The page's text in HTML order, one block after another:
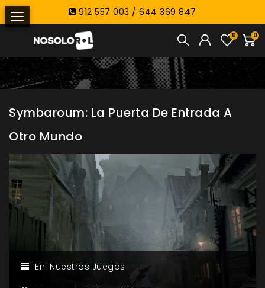
912 557 003 / 644 369 847
0
0
Symbaroum: La Puerta De Entrada A
Otro Mundo
En: Nuestros Juegos